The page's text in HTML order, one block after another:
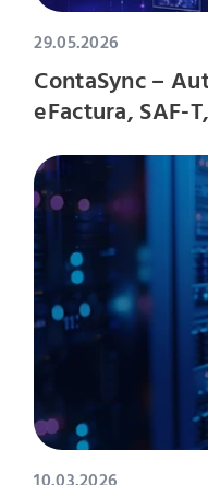
29.05.2026
ContaSync –
eFactura, SAF-
10.03.2026